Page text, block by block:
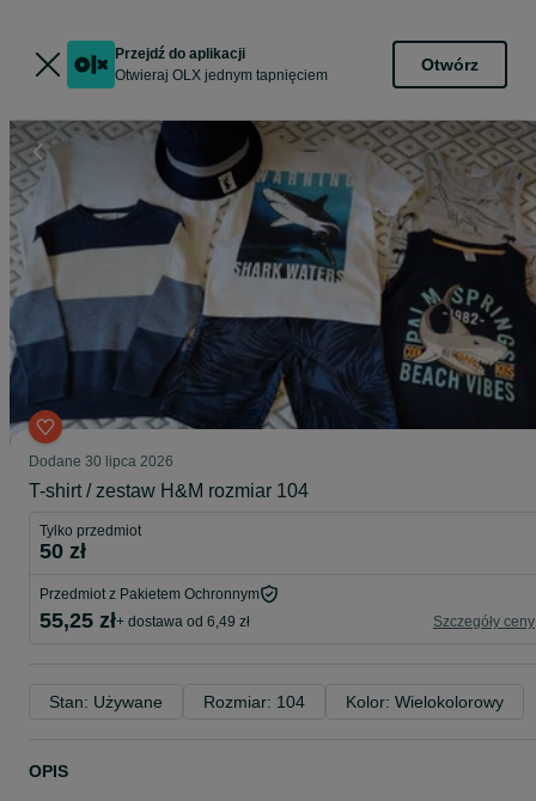
Przejdź do aplikacji
Otwieraj OLX jednym tapnięciem
Otwórz
Dodane 30 lipca 2026
T-shirt / zestaw H&M rozmiar 104
Tylko przedmiot
50 zł
Przedmiot z Pakietem Ochronnym
55,25 zł+ dostawa od 6,49 zł Szczegóły ceny
Stan: Używane Rozmiar: 104 Kolor: Wielokolorowy
OPIS